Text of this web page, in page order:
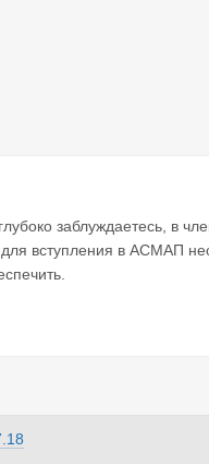
заблуждаетесь, в
вступления в АСМАП